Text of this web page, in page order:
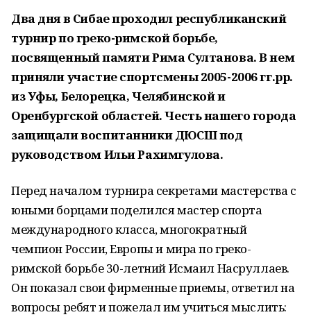
Два дня в Сибае проходил республиканский
турнир по греко-римской борьбе,
посвященный памяти Рима Султанова. В нем
приняли участие спортсмены 2005-2006 гг.рр.
из Уфы, Белорецка, Челябинской и
Оренбургской областей. Честь нашего города
защищали воспитанники ДЮСШ под
руководством Ильи Рахимгулова.
Перед началом турнира секретами мастерства с
юными борцами поделился мастер спорта
международного класса, многократный
чемпион России, Европы и мира по греко-
римской борьбе 30-летний Исмаил Насруллаев.
Он показал свои фирменные приемы, ответил на
вопросы ребят и пожелал им учиться мыслить: